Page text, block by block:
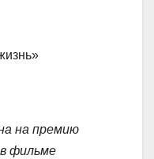
на премию
фильме